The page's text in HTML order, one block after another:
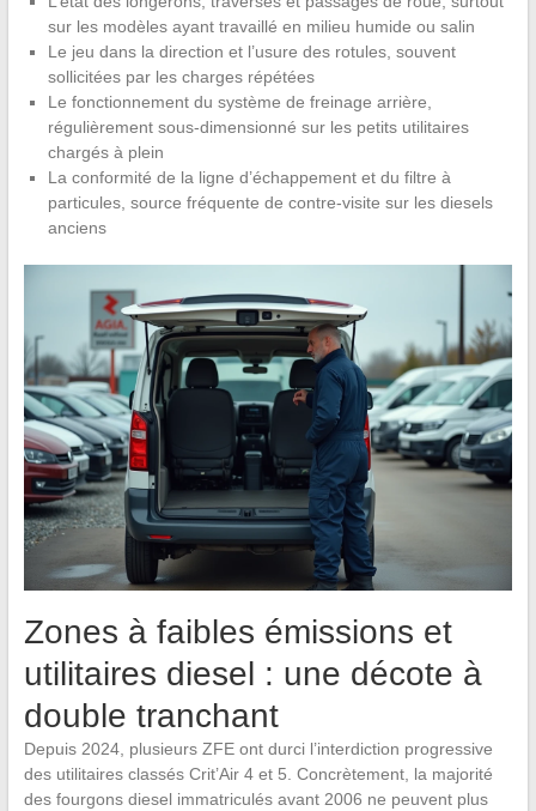
sur les modèles ayant travaillé en milieu humide ou salin
Le jeu dans la direction et l’usure des rotules, souvent
sollicitées par les charges répétées
Le fonctionnement du système de freinage arrière,
régulièrement sous-dimensionné sur les petits utilitaires
chargés à plein
La conformité de la ligne d’échappement et du filtre à
particules, source fréquente de contre-visite sur les diesels
anciens
Zones à faibles émissions et
utilitaires diesel : une décote à
double tranchant
Depuis 2024, plusieurs ZFE ont durci l’interdiction progressive
des utilitaires classés Crit’Air 4 et 5. Concrètement, la majorité
des fourgons diesel immatriculés avant 2006 ne peuvent plus